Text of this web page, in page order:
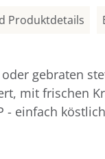
Produktdetails
gebraten
mit frischen
- einfach